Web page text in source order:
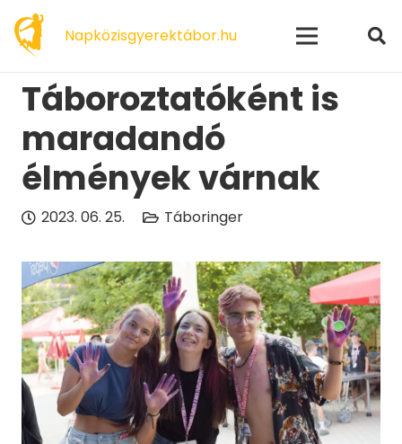
Napközisgyerektábor.hu
Táboroztatóként is
maradandó
élmények várnak
2023. 06. 25. Táboringer